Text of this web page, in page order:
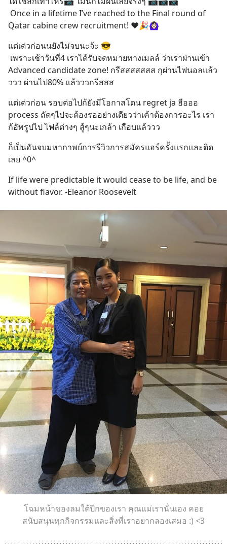
Qatar cabine crew recruitment! ❤️🎉🙆🏻‍♀️
แต่เด่วก่อนนยังไม่จบนะจ้ะ 😎
Advanced candidate zone! กรีสสสสสสส กุผ่านไฟนอลแล้ว
ววว ผ่านไป80% แล้วววกรีสสส
แต่เด่วก่อน รอบต่อไปก้ยังมีโอกาสโดน regret ja ฮือออ
process ถัดๆไปจะต้องรออย่างเดียวว่าเค้าต้องการอะไร เรา
ก้อัพรูปไป ไฟล์ต่างๆ สู้ๆนะเกล้า เกือบแล้ววว
ก็เป็นอันจบมหากาพย์การรีวิวการสมัครแอร์ครั้งแรกและติด
เลย ^0^
If life were predictable it would cease to be life, and be
without flavor. -Eleanor Roosevelt
โฉมหน้าของลมใต้ปีกของเรา คุณแม่เรานั่นเอง คอย
สนับสนุนทุกกิจกรรมและสิ่งที่เราอยากลองเสมอ :) <3